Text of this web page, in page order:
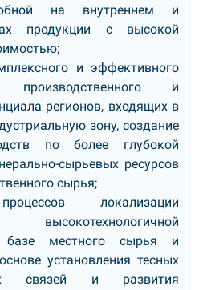
на внутреннем и
продукции с высокой
и эффективного
производственного и
регионов, входящих в
зону, создание
по более глубокой
сырьевых ресурсов
сырья;
локализации
высокотехнологичной
базе местного сырья и
установления тесных
связей и развития